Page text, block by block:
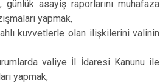
asayiş raporlarını muhafaza
yapmak,
kuvvetlerle olan ilişkilerini valinin
valiye İl İdaresi Kanunu ile
yapmak,